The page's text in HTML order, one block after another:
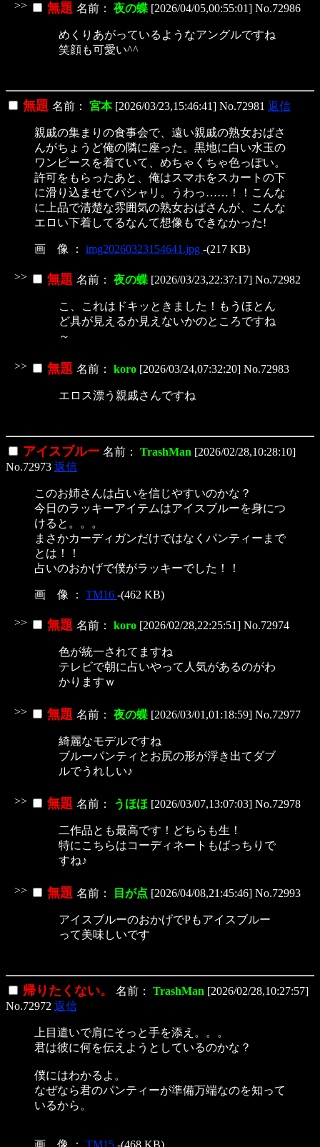
>> 無題 名前： 夜の蝶 [2026/04/05,00:55:01] No.72986
めくりあがっているようなアングルですね
笑顔も可愛い^^
無題 名前： 宮本 [2026/03/23,15:46:41] No.72981 返信
親戚の集まりの食事会で、遠い親戚の熟女おばさ
んがちょうど俺の隣に座った。黒地に白い水玉の
ワンピースを着ていて、めちゃくちゃ色っぽい。
許可をもらったあと、俺はスマホをスカートの下
に滑り込ませてパシャリ。うわっ……！！こんな
に上品で清楚な雰囲気の熟女おばさんが、こんな
エロい下着してるなんて想像もできなかった!
画 像 ： img20260323154641.jpg -(217 KB)
>> 無題 名前： 夜の蝶 [2026/03/23,22:37:17] No.72982
こ、これはドキッときました！もうほとん
ど具が見えるか見えないかのところですね
～
>> 無題 名前： koro [2026/03/24,07:32:20] No.72983
エロス漂う親戚さんですね
アイスブルー 名前： TrashMan [2026/02/28,10:28:10]
No.72973 返信
このお姉さんは占いを信じやすいのかな？
今日のラッキーアイテムはアイスブルーを身につ
けると。。。
まさかカーディガンだけではなくパンティーまで
とは！！
占いのおかげで僕がラッキーでした！！
画 像 ： TM16 -(462 KB)
>> 無題 名前： koro [2026/02/28,22:25:51] No.72974
色が統一されてますね
テレビで朝に占いやって人気があるのがわ
かりますｗ
>> 無題 名前： 夜の蝶 [2026/03/01,01:18:59] No.72977
綺麗なモデルですね
ブルーパンティとお尻の形が浮き出てダブ
ルでうれしい♪
>> 無題 名前： うほほ [2026/03/07,13:07:03] No.72978
二作品とも最高です！どちらも生！
特にこちらはコーディネートもばっちりで
すね♪
>> 無題 名前： 目が点 [2026/04/08,21:45:46] No.72993
アイスブルーのおかげでPもアイスブルー
って美味しいです
帰りたくない。 名前： TrashMan [2026/02/28,10:27:57]
No.72972 返信
上目遣いで肩にそっと手を添え。。。
君は彼に何を伝えようとしているのかな？
僕にはわかるよ。
なぜなら君のパンティーが準備万端なのを知って
いるから。